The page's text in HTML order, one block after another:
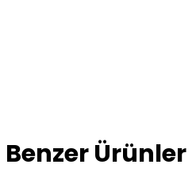
Benzer Ürünler